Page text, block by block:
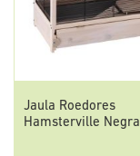
Jaula Roedores
Hamsterville Negra